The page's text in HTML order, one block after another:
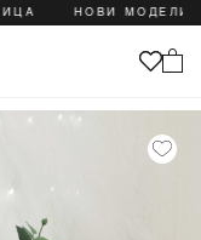
НОВИ МОДЕЛИ